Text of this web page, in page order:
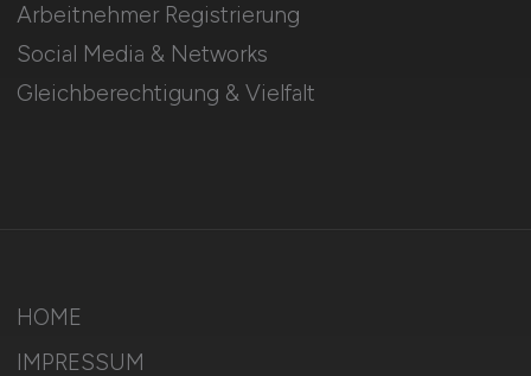
Arbeitnehmer Registrierung
Social Media & Networks
Gleichberechtigung & Vielfalt
HOME
IMPRESSUM